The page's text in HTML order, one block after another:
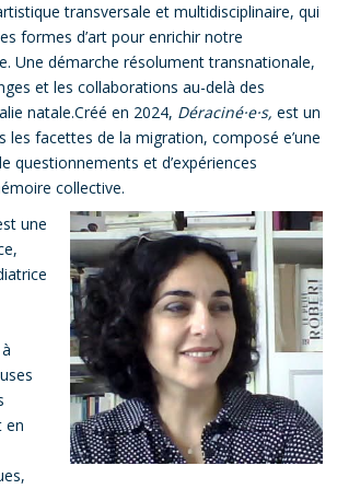
transversale et multidisciplinaire, qui
formes d’art pour enrichir notre
Une démarche résolument transnationale,
et les collaborations au-delà des
natale.Créé en 2024, Déraciné·e·s, est un
les facettes de la migration, composé e’une
questionnements et d’expériences
collective.
une
en